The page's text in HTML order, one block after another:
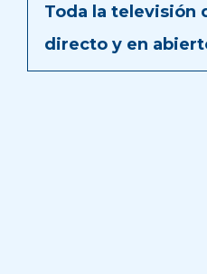
Toda la televisión
directo y en